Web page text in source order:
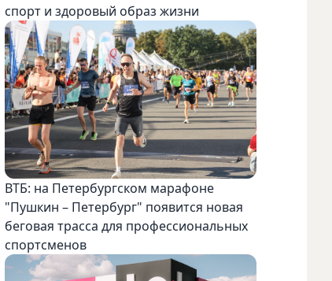
спорт и здоровый образ жизни
ВТБ: на Петербургском марафоне
"Пушкин – Петербург" появится новая
беговая трасса для профессиональных
спортсменов